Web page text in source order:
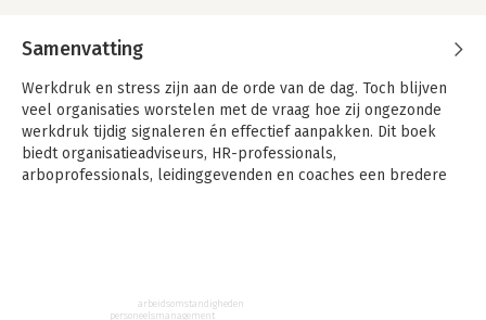
Samenvatting
Werkdruk en stress zijn aan de orde van de dag. Toch blijven
veel organisaties worstelen met de vraag hoe zij ongezonde
werkdruk tijdig signaleren én effectief aanpakken. Dit boek
biedt organisatieadviseurs, HR-professionals,
arboprofessionals, leidinggevenden en coaches een bredere
· overzicht van relevante wet- en regelgeving;
personeelsmanagement
arbeidsomstandigheden